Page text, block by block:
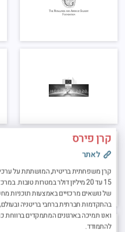
קרן פירס
לאתר
קרן משפחתיתבריטית,המושתתת על
15 עד 20 מיליון דולר במטרות
של נושאים מרכזיים באמצעות תוכניות
בהתקדמות חברתית ברחבי בריטניה
ואנו תמיכה בארגונים המתמקדים
להתמודד.